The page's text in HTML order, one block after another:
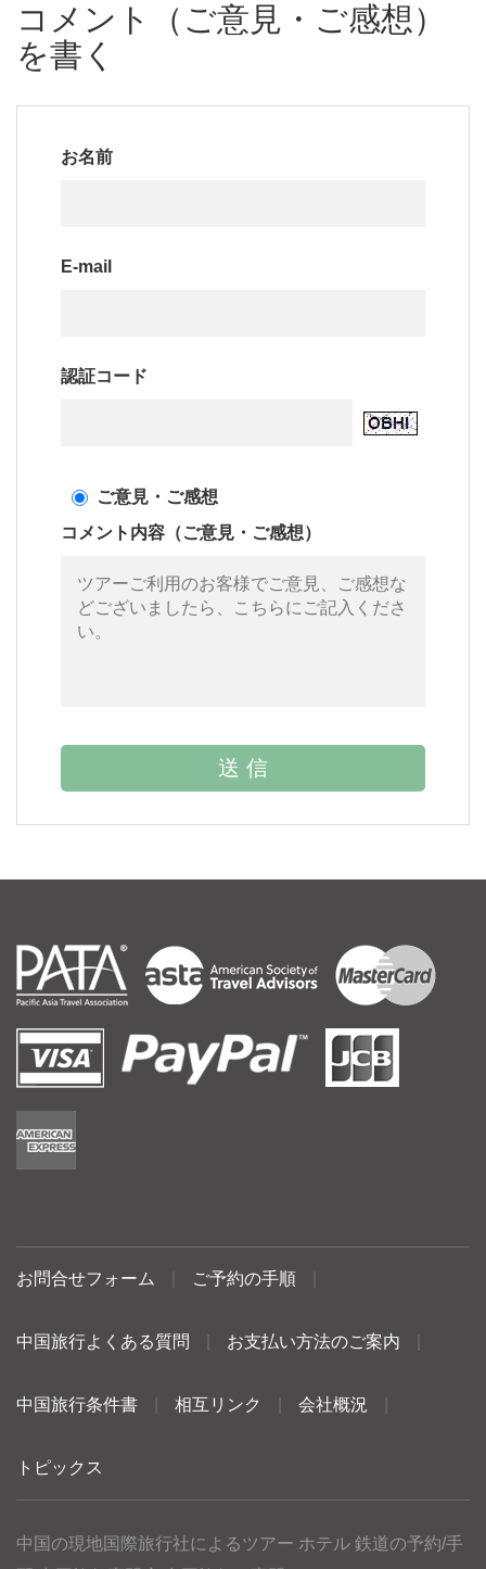
コメント（ご意見・ご感想）
を書く
お名前
E-mail
認証コード
ご意見・ご感想
コメント内容（ご意見・ご感想）
お問合せフォーム ご予約の手順
中国旅行よくある質問 お支払い方法のご案内
中国旅行条件書 相互リンク 会社概況
トピックス
中国の現地国際旅行社によるツアー ホテル 鉄道の予約/手